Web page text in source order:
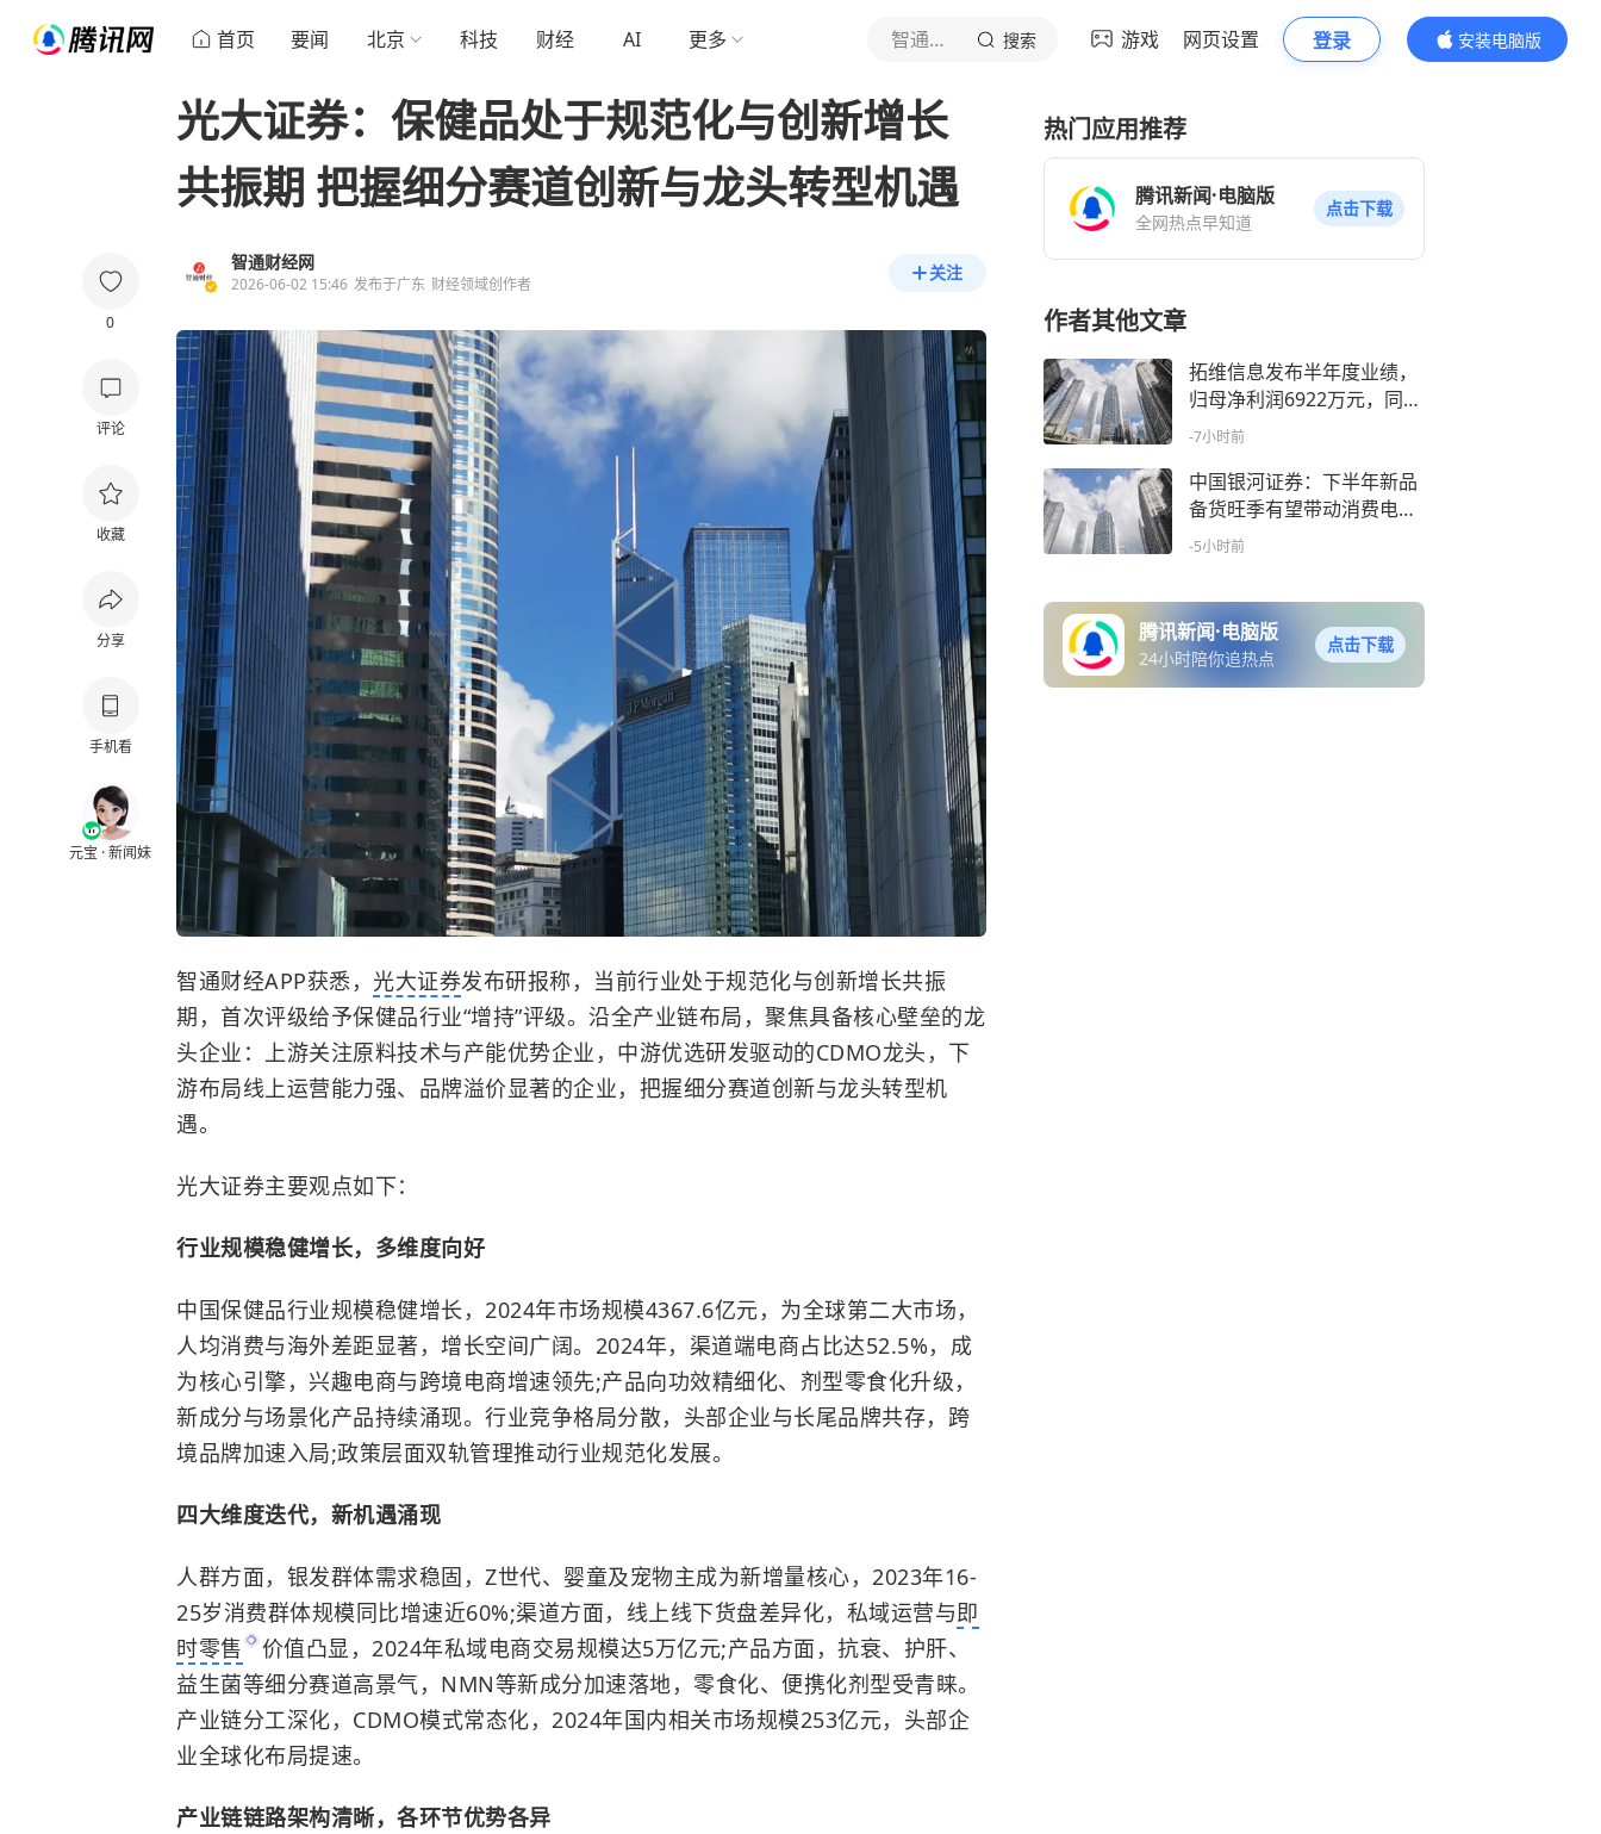
首页 要闻 北京 科技 财经 AI 更多 智通财经网 搜索 游戏 网页设置 登录
安装电脑版
内容更精彩
0
评论
收藏
分享
手机看
元宝 · 新闻妹
光大证券：保健品处于规范化与创新增长
共振期 把握细分赛道创新与龙头转型机遇
智通财经网
2026-06-02 15:46 发布于广东 财经领域创作者
关注
智通财经APP获悉， 光大证券发布研报称，当前行业处于规范化与创新增长共振
期，首次评级给予保健品行业“增持”评级。沿全产业链布局，聚焦具备核心壁垒的龙
头企业：上游关注原料技术与产能优势企业，中游优选研发驱动的CDMO龙头，下
游布局线上运营能力强、品牌溢价显著的企业，把握细分赛道创新与龙头转型机
遇。
光大证券主要观点如下：
行业规模稳健增长，多维度向好
中国保健品行业规模稳健增长，2024年市场规模4367.6亿元，为全球第二大市场，
人均消费与海外差距显著，增长空间广阔。2024年，渠道端电商占比达52.5%，成
为核心引擎，兴趣电商与跨境电商增速领先;产品向功效精细化、剂型零食化升级，
新成分与场景化产品持续涌现。行业竞争格局分散，头部企业与长尾品牌共存，跨
境品牌加速入局;政策层面双轨管理推动行业规范化发展。
四大维度迭代，新机遇涌现
人群方面，银发群体需求稳固，Z世代、婴童及宠物主成为新增量核心，2023年16-
25岁消费群体规模同比增速近60%;渠道方面，线上线下货盘差异化，私域运营与即
时零售
价值凸显，2024年私域电商交易规模达5万亿元;产品方面，抗衰、护肝、
益生菌等细分赛道高景气，NMN等新成分加速落地，零食化、便携化剂型受青睐。
产业链分工深化，CDMO模式常态化，2024年国内相关市场规模253亿元，头部企
业全球化布局提速。
产业链链路架构清晰，各环节优势各异
热门应用推荐
腾讯新闻·电脑版
全网热点早知道
点击下载
作者其他文章
拓维信息发布半年度业绩，
归母净利润6922万元，同比
下降12.16%
-7小时前
中国银河证券：下半年新品
备货旺季有望带动消费电子
产业链边际回暖
-5小时前
腾讯新闻·电脑版
24小时陪你追热点
点击下载